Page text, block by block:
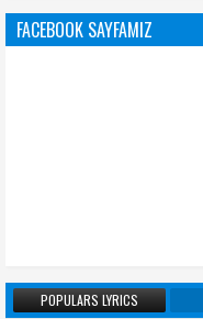
FACEBOOK SAYFAMIZ
POPULARS LYRICS